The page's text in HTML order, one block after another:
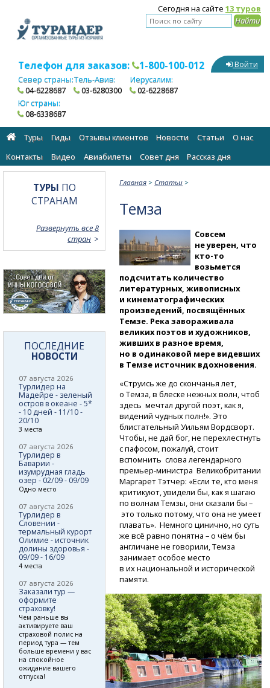
Сегодня на сайте 13 туров
Телефон для заказов: 1-800-100-012
Север страны:
04-6228687
Тель-Авив:
03-6280300
Иерусалим:
02-6228687
Юг страны:
08-6338687
Войти
Туры Гиды Отзывы клиентов Новости Статьи
О нас
Контакты
Видео Авиабилеты Cовет дня Рассказ дня
Главная > Статьи >
Темза
Совсем
не уверен, что
кто-то
возьмется
подсчитать количество
литературных, живописных
и кинематографических
произведений, посвящённых
Темзе. Река завораживала
великих поэтов и художников,
живших в разное время,
но в одинаковой мере видевших
в Темзе источник вдохновения.
«Струись же до скончанья лет,
о Темза, в блеске нежных волн, чтоб
здесь мечтал другой поэт, как я,
видений чудных полн!». Это
блистательный Уильям Вордсворт.
Чтобы, не дай бог, не перехлестнуть
с пафосом, пожалуй, стоит
вспомнить слова легендарного
премьер-министра Великобритании
Маргарет Тэтчер: «Если те, кто меня
критикуют, увидели бы, как я шагаю
по волнам Темзы, они сказали бы –
это только потому, что она не умеет
плавать». Немного цинично, но суть
же всё равно понятна – о чём бы
англичане не говорили, Темза
занимает особое место
в их национальной и исторической
памяти.
ТУРЫ ПО
СТРАНАМ
Развернуть все 8
стран
ПОСЛЕДНИЕ
НОВОСТИ
07 августа 2026
Турлидер на
Мадейре - зеленый
остров в океане - 5*
- 10 дней - 11/10 -
20/10
3 места
07 августа 2026
Турлидер в
Баварии -
изумрудная гладь
озер - 02/09 - 09/09
Одно место
07 августа 2026
Турлидер в
Словении -
термальный курорт
Олимие - источник
долины здоровья -
09/09 - 16/09
4 места
07 августа 2026
Заказали тур —
оформите
страховку!
Чем раньше вы
активируете ваш
страховой полис на
период тура — тем
больше времени у вас
на спокойное
ожидание вашего
отпуска!